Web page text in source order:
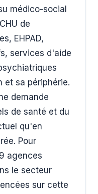
médico-social
de
EHPAD,
services d'aide
et sa périphérie.
demande
de santé et du
qu'en
Pour
agences
le secteur
sur cette